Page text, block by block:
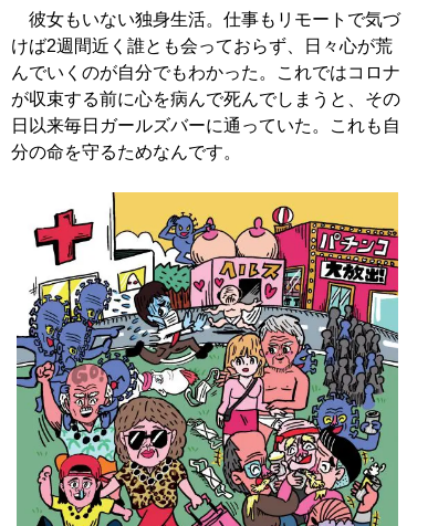
彼女もいない独身生活。仕事もリモートで気づ
けば2週間近く誰とも会っておらず、日々心が荒
んでいくのが自分でもわかった。これではコロナ
が収束する前に心を病んで死んでしまうと、その
日以来毎日ガールズバーに通っていた。これも自
分の命を守るためなんです。